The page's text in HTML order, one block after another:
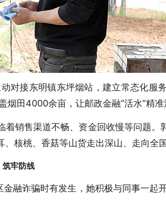
对接东明镇东坪烟站，建立常态化服
田4000余亩，让邮政金融“活水”精准
销售渠道不畅、资金回收慢等问题。
核桃、香菇等山货走出深山、走向全国
牢防线
融诈骗时有发生，她积极与同事一起